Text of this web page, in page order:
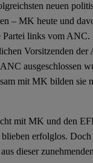
neuen
– MK heute und
Partei links vom
Vorsitzenden
ausgeschlossen
mit MK bilden sie
mit MK und den
erfolglos.
dieser